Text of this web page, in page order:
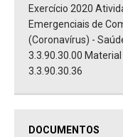
Exercício 2020
Emergenciais de
(Coronavírus) -
3.3.90.30.00
3.3.90.30.36
DOCUMENTOS